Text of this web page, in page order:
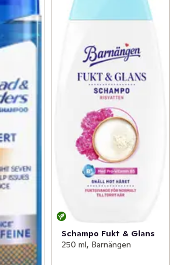
Schampo Fukt & Glans
250 ml, Barnängen